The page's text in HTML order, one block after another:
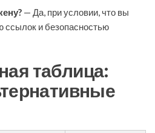
— Да, при условии, что вы
ссылок и безопасностью
таблица: